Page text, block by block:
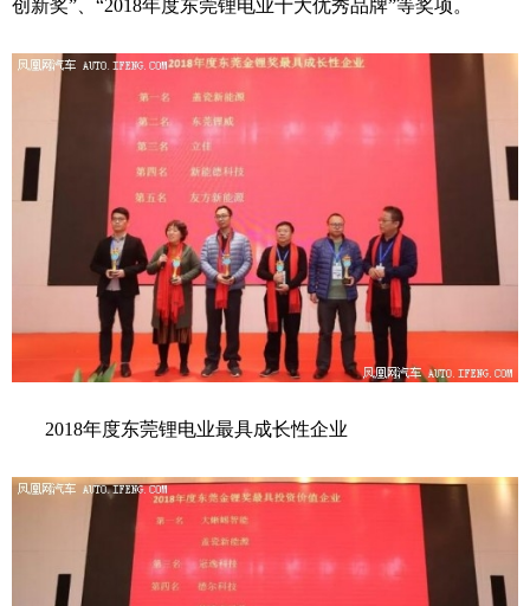
创新奖”、“2018年度东莞锂电业十大优秀品牌”等奖项。
2018年度东莞锂电业最具成长性企业